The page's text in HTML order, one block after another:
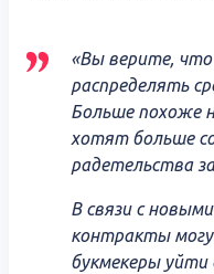
«Вы верите,
распределять
Больше похоже
хотят больше
радетельства
В связи с
контракты
букмекеры уйти